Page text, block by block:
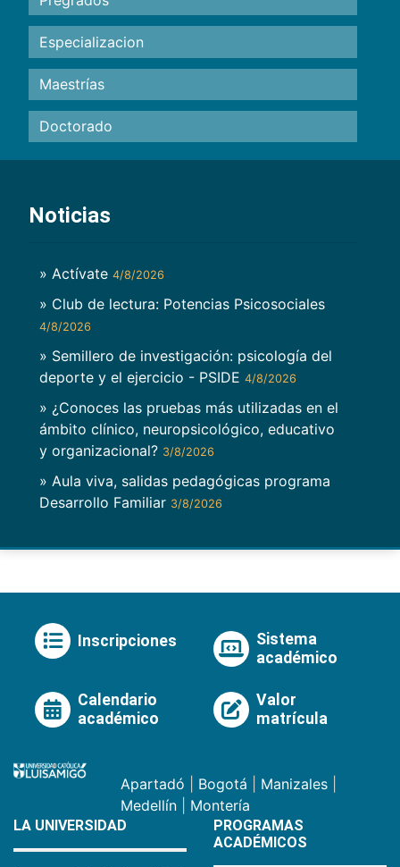
Especializacion
Maestrías
Doctorado
Noticias
» Actívate 4/8/2026
» Club de lectura: Potencias Psicosociales
4/8/2026
» Semillero de investigación: psicología del
deporte y el ejercicio - PSIDE 4/8/2026
» ¿Conoces las pruebas más utilizadas en el
ámbito clínico, neuropsicológico, educativo
y organizacional? 3/8/2026
» Aula viva, salidas pedagógicas programa
Desarrollo Familiar 3/8/2026
Inscripciones
Sistema
académico
Calendario
académico
Valor
matrícula
Apartadó Bogotá Manizales
Medellín
Montería
LA UNIVERSIDAD
PROGRAMAS
ACADÉMICOS